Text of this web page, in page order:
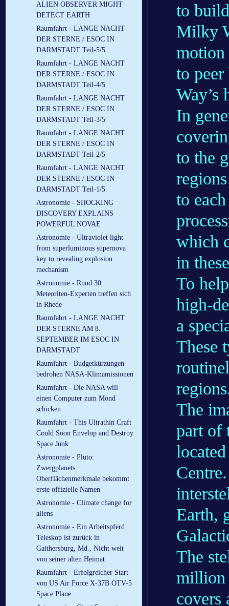
ALIEN OBSERVER MIGHT
DETECT EARTH
Raumfahrt - LANGE NACHT
DER STERNE / ESOC IN
DARMSTADT Teil-5/5
Raumfahrt - LANGE NACHT
DER STERNE / ESOC IN
DARMSTADT Teil-4/5
Raumfahrt - LANGE NACHT
DER STERNE / ESOC IN
DARMSTADT Teil-3/5
Raumfahrt - LANGE NACHT
DER STERNE / ESOC IN
DARMSTADT Teil-2/5
Raumfahrt - LANGE NACHT
DER STERNE / ESOC IN
DARMSTADT Teil-1/5
Astronomie - SHOCKING
DISCOVERY EXPLAINS
POWERFUL NOVAE
Astronomie - Ultraviolet light
from superluminous supernova
key to revealing explosion
mechanism
Astronomie - Rund 30
Meteoriten-Experten treffen sich
in Rhede
Raumfahrt - LANGE NACHT
DER STERNE AM 8.
SEPTEMBER IM ESOC IN
DARMSTADT
Raumfahrt - Budgetkürzungen
bedrohen NASA-Klimamissionen
Raumfahrt - Die NASA will
einen Computer zum Mond
schicken
Raumfahrt - This Ultrathin Craft
Could Soon Envelop and Destroy
Space Junk
Astronomie - Pluto:
Zwergplanets
Oberflächenmerkmale bekommt
erste offizielle Namen
Astronomie - Climate change for
aliens
Astronomie - Ein Arbeitspferd
Teleskop ist zurück in
Gaithersburg, Md., Nicht weit
von seiner alten Heimat
Raumfahrt - Erfolgreicher Start
von US Air Force X-37B OTV-5
Space Plane
to
Milky
motion
to
Way’s
In
to the
to
which
in
To
high-
a
These
The
part of
Earth,
The
million
covers